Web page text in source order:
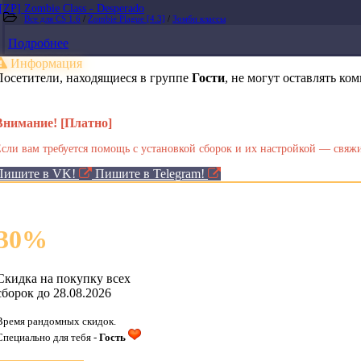
[ZP] Zombie Class - Desperado
Все для CS 1.6 / Zombie Plague [4.3] / Зомби классы
Подробнее
Информация
находящиеся в группе Гости, не могут оставлять
[Платно]
вам требуется помощь с установкой сборок и их настройкой —
в VK! Пишите в Telegram!
%
на покупку всех
до 28.08.2026
рандомных скидок.
для тебя - Гость